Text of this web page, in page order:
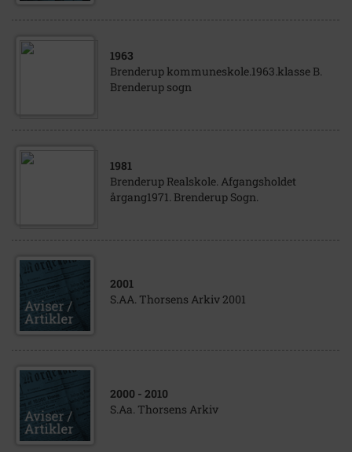
1963
Brenderup kommuneskole.1963.klasse B.
Brenderup sogn
1981
Brenderup Realskole. Afgangsholdet
årgang1971. Brenderup Sogn.
2001
S.AA. Thorsens Arkiv 2001
2000 - 2010
S.Aa. Thorsens Arkiv